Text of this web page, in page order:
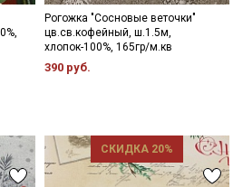
Рогожка "Сосновые веточки"
цв.св.кофейный, ш.1.5м,
хлопок-100%, 165гр/м.кв
390 руб.
СКИДКА 20%
тканей